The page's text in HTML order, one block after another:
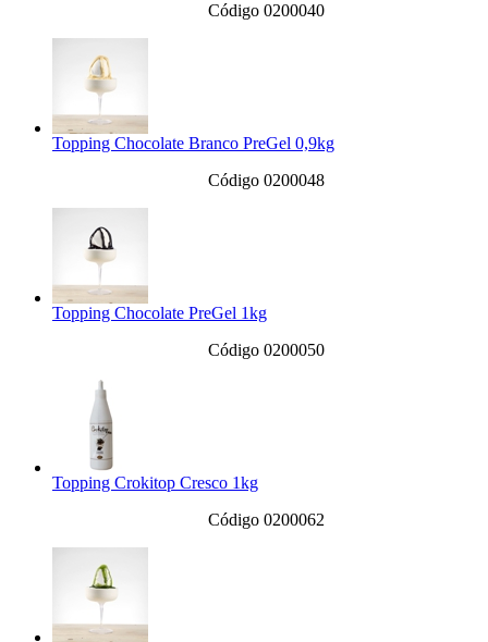
Código 0200040
Topping Chocolate Branco PreGel 0,9kg
Código 0200048
Topping Chocolate PreGel 1kg
Código 0200050
Topping Crokitop Cresco 1kg
Código 0200062